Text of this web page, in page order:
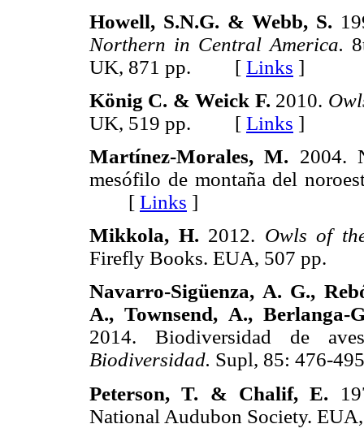
Howell, S.N.G. & Webb, S.
Northern in Central America.
UK, 871 pp. [ Links ]
König C. & Weick F. 2010.
UK, 519 pp. [ Links ]
Martínez-Morales, M. 2004.
mesófilo de montaña del
[ Links ]
Mikkola, H. 2012. Owls of
Firefly Books. EUA, 507
Navarro-Sigüenza, A. G.,
A., Townsend, A., Berlanga-
2014. Biodiversidad de
Biodiversidad. Supl, 85:
Peterson, T. & Chalif, E.
National Audubon Society.